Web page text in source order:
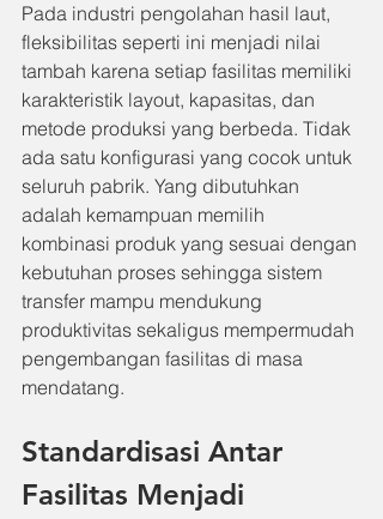
Pada industri pengolahan hasil laut,
fleksibilitas seperti ini menjadi nilai
tambah karena setiap fasilitas memiliki
karakteristik layout, kapasitas, dan
metode produksi yang berbeda. Tidak
ada satu konfigurasi yang cocok untuk
seluruh pabrik. Yang dibutuhkan
adalah kemampuan memilih
kombinasi produk yang sesuai dengan
kebutuhan proses sehingga sistem
transfer mampu mendukung
produktivitas sekaligus mempermudah
pengembangan fasilitas di masa
mendatang.
Standardisasi Antar
Fasilitas Menjadi